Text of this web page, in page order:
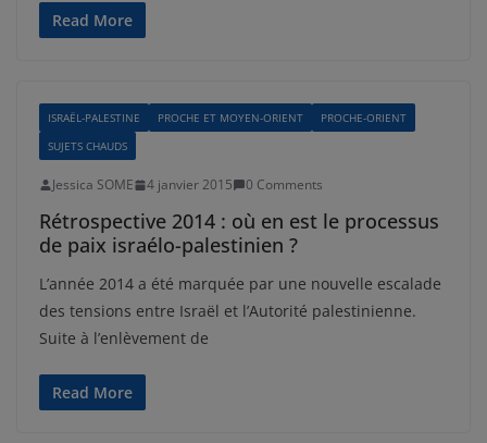
Read More
ISRAËL-PALESTINE PROCHE ET MOYEN-ORIENT
PROCHE-ORIENT
SUJETS CHAUDS
Jessica SOME 4 janvier 2015 0 Comments
Rétrospective 2014 : où en est le processus
de paix israélo-palestinien ?
L’année 2014 a été marquée par une nouvelle escalade
des tensions entre Israël et l’Autorité palestinienne.
Suite à l’enlèvement de
Read More